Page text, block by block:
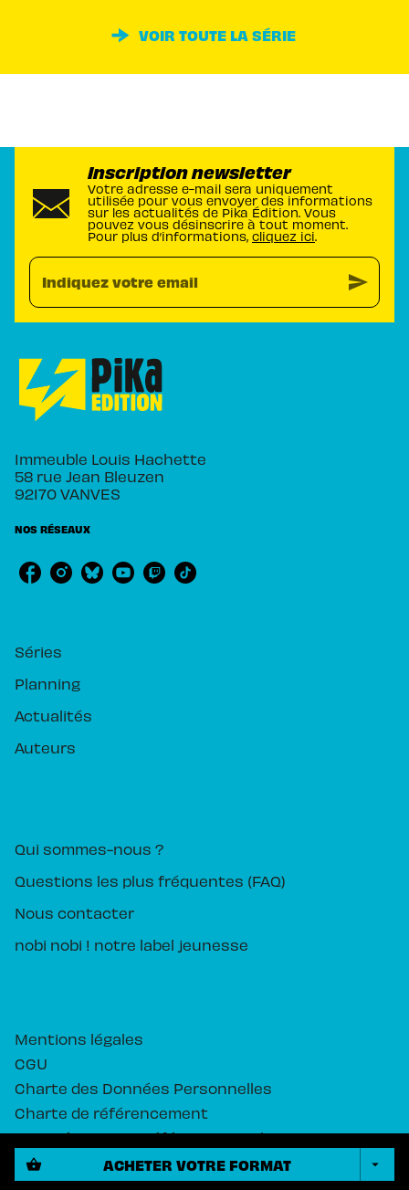
shopping_basket ACHETER VOTRE FORMAT arrow_drop_down
VOIR TOUTE LA SÉRIE
Inscription newsletter
Votre adresse e-mail sera uniquement
utilisée pour vous envoyer des informations
sur les actualités de Pika Édition. Vous
pouvez vous désinscrire à tout moment.
Pour plus d’informations, cliquez ici.
Indiquez votre email send
Immeuble Louis Hachette
58 rue Jean Bleuzen
92170 VANVES
NOS RÉSEAUX
Séries
Planning
Actualités
Auteurs
Qui sommes-nous ?
Questions les plus fréquentes (FAQ)
Nous contacter
nobi nobi ! notre label jeunesse
Mentions légales
CGU
Charte des Données Personnelles
Charte de référencement
Paramétrez vos préférences cookies